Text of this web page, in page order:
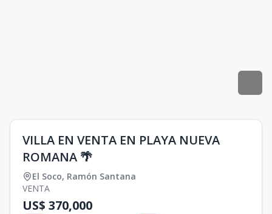
VILLA EN VENTA EN PLAYA NUEVA
ROMANA 🌴
El Soco, Ramón Santana
VENTA
US$ 370,000